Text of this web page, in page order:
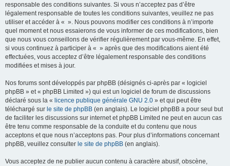
responsable des conditions suivantes. Si vous n’acceptez pas d’être
légalement responsable de toutes les conditions suivantes, veuillez ne pas
utiliser et accéder à « ». Nous pouvons modifier ces conditions à n’importe
quel moment et nous essaierons de vous informer de ces modifications, bien
que nous vous conseillons de vérifier régulièrement par vous-même. En effet,
si vous continuez à participer à « » après que des modifications aient été
effectuées, vous acceptez d’être légalement responsable des conditions
modifiées et mises à jour.
Nos forums sont développés par phpBB (désignés ci-après par « logiciel
phpBB » et « phpBB Limited ») qui est un logiciel de forum de discussions
déclaré sous la « licence publique générale GNU 2.0 » et qui peut être
téléchargé sur le site de phpBB (en anglais). Le logiciel phpBB a pour seul but
de faciliter les discussions sur internet et phpBB Limited ne peut en aucun cas
être tenu comme responsable de la conduite et du contenu que nous
acceptons et que nous n’acceptons pas. Pour plus d’informations concernant
phpBB, veuillez consulter le site de phpBB (en anglais).
Vous acceptez de ne publier aucun contenu à caractère abusif, obscène,